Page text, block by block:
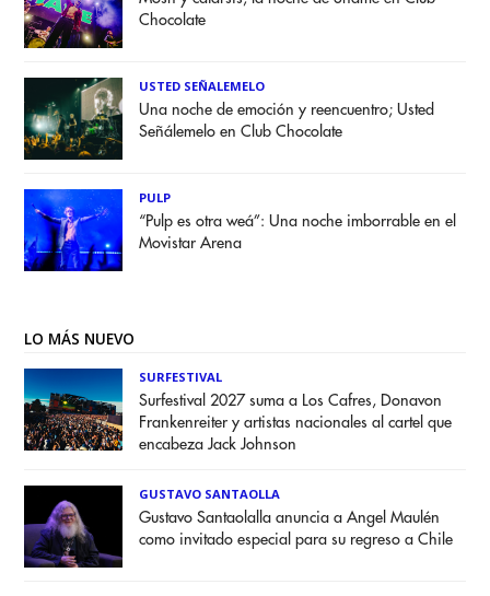
Chocolate
USTED SEÑALEMELO
Una noche de emoción y reencuentro; Usted
Señálemelo en Club Chocolate
PULP
“Pulp es otra weá”: Una noche imborrable en el
Movistar Arena
LO MÁS NUEVO
SURFESTIVAL
Surfestival 2027 suma a Los Cafres, Donavon
Frankenreiter y artistas nacionales al cartel que
encabeza Jack Johnson
GUSTAVO SANTAOLLA
Gustavo Santaolalla anuncia a Angel Maulén
como invitado especial para su regreso a Chile